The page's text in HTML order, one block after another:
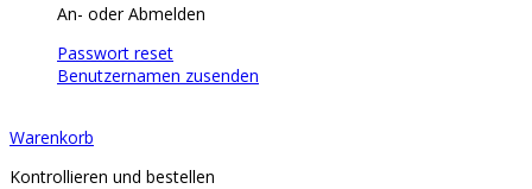
An- oder Abmelden
Passwort reset
Benutzernamen zusenden
Warenkorb
Kontrollieren und bestellen